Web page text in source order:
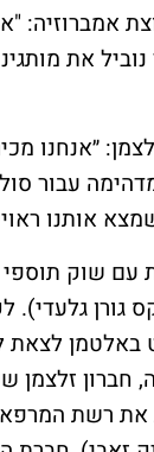
אמברוזיה:
את
״אנחנו
עבור
אותנו
עם שוק
לצאת
זלצמן
את רשת